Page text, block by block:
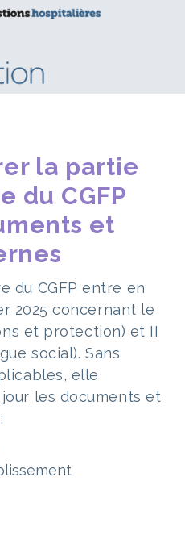
la partie
du CGFP
et
du CGFP entre en
2025 concernant le
et protection) et II
social). Sans
elle
les documents et